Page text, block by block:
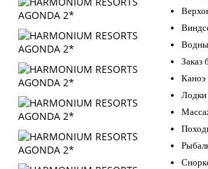
Заказ
Каноэ
Лодки